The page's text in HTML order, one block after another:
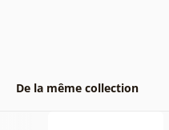
De la même collection